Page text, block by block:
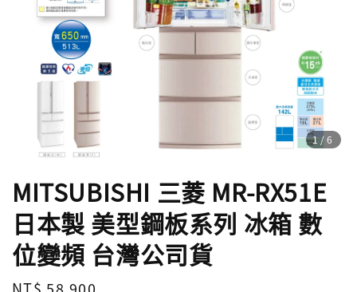
1 /6
MITSUBISHI 三菱 MR-RX51E
日本製 美型鋼板系列 冰箱 數
位變頻 台灣公司貨